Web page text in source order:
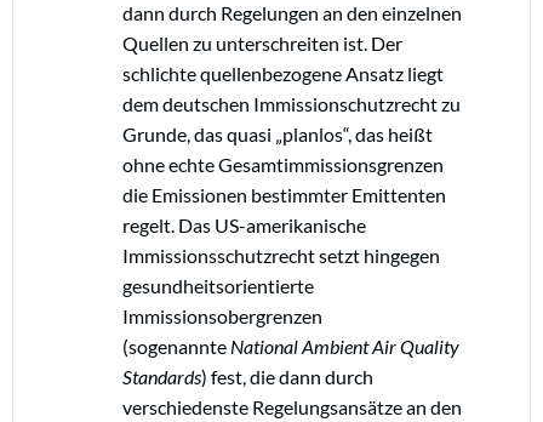
dann durch Regelungen an den einzelnen
Quellen zu unterschreiten ist. Der
schlichte quellenbezogene Ansatz liegt
dem deutschen Immissionschutzrecht zu
Grunde, das quasi „planlos“, das heißt
ohne echte Gesamtimmissionsgrenzen
die Emissionen bestimmter Emittenten
regelt. Das US-amerikanische
Immissionsschutzrecht setzt hingegen
gesundheitsorientierte
Immissionsobergrenzen
(sogenannte National Ambient Air Quality
Standards) fest, die dann durch
verschiedenste Regelungsansätze an den